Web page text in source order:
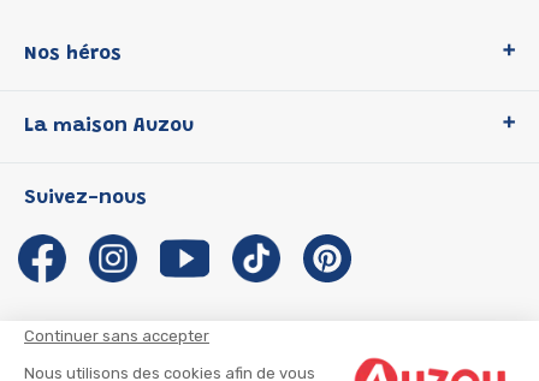
Continuer sans accepter
Nous utilisons des cookies afin de vous
Nos héros
P'tit Loup
Les Influenceuses
Migali
Petite Taupe
La maison Auzou
Notre histoire
Auzou s'engage
Auteurs et illustrateurs Auzou
Suivez-nous